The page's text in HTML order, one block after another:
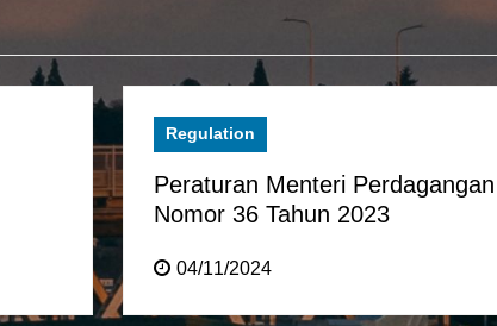
Regulation
Peraturan Menteri Perdagangan
Nomor 36 Tahun 2023
04/11/2024